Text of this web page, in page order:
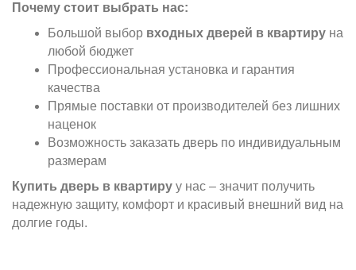
Почему стоит выбрать нас:
Большой выбор входных дверей в квартиру на
любой бюджет
Профессиональная установка и гарантия
качества
Прямые поставки от производителей без лишних
наценок
Возможность заказать дверь по индивидуальным
размерам
Купить дверь в квартиру у нас – значит получить
надежную защиту, комфорт и красивый внешний вид на
долгие годы.